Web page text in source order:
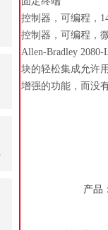
控制器，可编程，
控制器，可编程，
Allen-Bradley
块的轻松集成允许
增强的功能，而没
产品